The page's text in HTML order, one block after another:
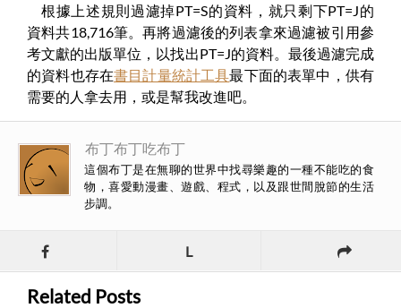
根據上述規則過濾掉PT=S的資料，就只剩下PT=J的
資料共18,716筆。再將過濾後的列表拿來過濾被引用參
考文獻的出版單位，以找出PT=J的資料。最後過濾完成
的資料也存在書目計量統計工具最下面的表單中，供有
需要的人拿去用，或是幫我改進吧。
布丁布丁吃布丁
這個布丁是在無聊的世界中找尋樂趣的一種不能吃的食
物，喜愛動漫畫、遊戲、程式，以及跟世間脫節的生活
步調。
L
Related Posts